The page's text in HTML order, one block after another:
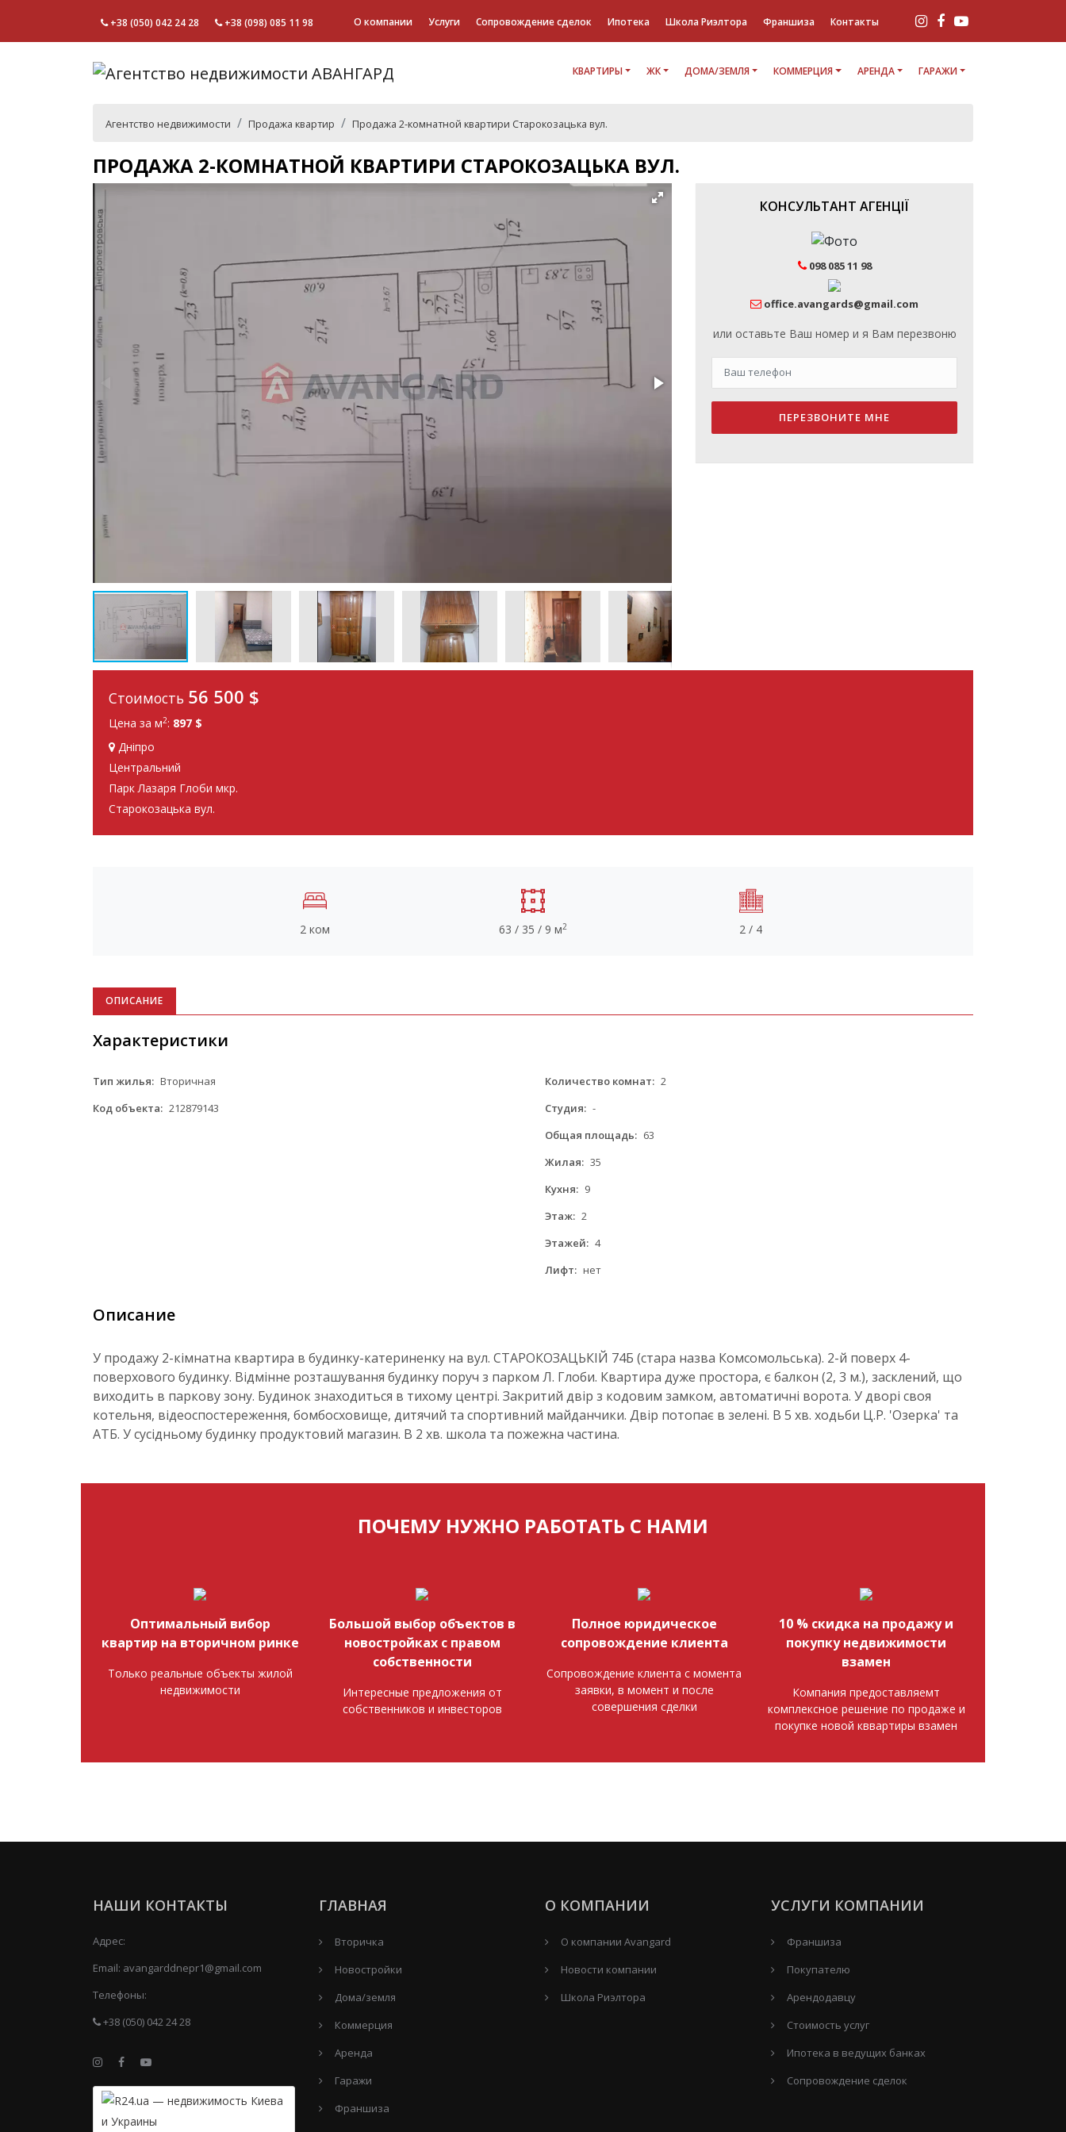
+38 (050) 042 24 28 +38 (098) 085 11 98 О компании Услуги Сопровождение сделок Ипотека Школа Риэлтора Франшиза Контакты
КВАРТИРЫ ЖК ДОМА/ЗЕМЛЯ КОММЕРЦИЯ АРЕНДА ГАРАЖИ
Агентство недвижимости Продажа квартир Продажа 2-комнатной квартири Старокозацька вул.
ПРОДАЖА 2-КОМНАТНОЙ КВАРТИРИ СТАРОКОЗАЦЬКА ВУЛ.
КОНСУЛЬТАНТ АГЕНЦІЇ
098 085 11 98
office.avangards@gmail.com
или оставьте Ваш номер и я Вам перезвоню
ПЕРЕЗВОНИТЕ МНЕ
Стоимость 56 500 $
Цена за м2: 897 $
Дніпро
Центральний
Парк Лазаря Глоби мкр.
Старокозацька вул.
2 ком 63 / 35 / 9 м2 2 / 4
ОПИСАНИЕ
Характеристики
Тип жилья: Вторичная
Код объекта: 212879143
Количество комнат: 2
Студия: -
Общая площадь: 63
Жилая: 35
Кухня: 9
Этаж: 2
Этажей: 4
Лифт: нет
Описание
У продажу 2-кімнатна квартира в будинку-катериненку на вул. СТАРОКОЗАЦЬКІЙ 74Б (стара назва Комсомольська). 2-й поверх 4-
поверхового будинку. Відмінне розташування будинку поруч з парком Л. Глоби. Квартира дуже простора, є балкон (2, 3 м.), засклений, що
виходить в паркову зону. Будинок знаходиться в тихому центрі. Закритий двір з кодовим замком, автоматичні ворота. У дворі своя
котельня, відеоспостереження, бомбосховище, дитячий та спортивний майданчики. Двір потопає в зелені. В 5 хв. ходьби Ц.Р. 'Озерка' та
АТБ. У сусідньому будинку продуктовий магазин. В 2 хв. школа та пожежна частина.
ПОЧЕМУ НУЖНО РАБОТАТЬ С НАМИ
Оптимальный вибор
квартир на вторичном ринке
Только реальные объекты жилой
недвижимости
Большой выбор объектов в
новостройках с правом
собственности
Интересные предложения от
собственников и инвесторов
Полное юридическое
сопровождение клиента
Сопровождение клиента с момента
заявки, в момент и после
совершения сделки
10 % скидка на продажу и
покупку недвижимости
взамен
Компания предоставляемт
комплексное решение по продаже и
покупке новой кввартиры взамен
НАШИ КОНТАКТЫ
Адрес:
Email: avangarddnepr1@gmail.com
Телефоны:
+38 (050) 042 24 28
ГЛАВНАЯ
Вторичка
Новостройки
Дома/земля
Коммерция
Аренда
Гаражи
Франшиза
О КОМПАНИИ
О компании Avangard
Новости компании
Школа Риэлтора
УСЛУГИ КОМПАНИИ
Франшиза
Покупателю
Арендодавцу
Стоимость услуг
Ипотека в ведущих банках
Сопровождение сделок